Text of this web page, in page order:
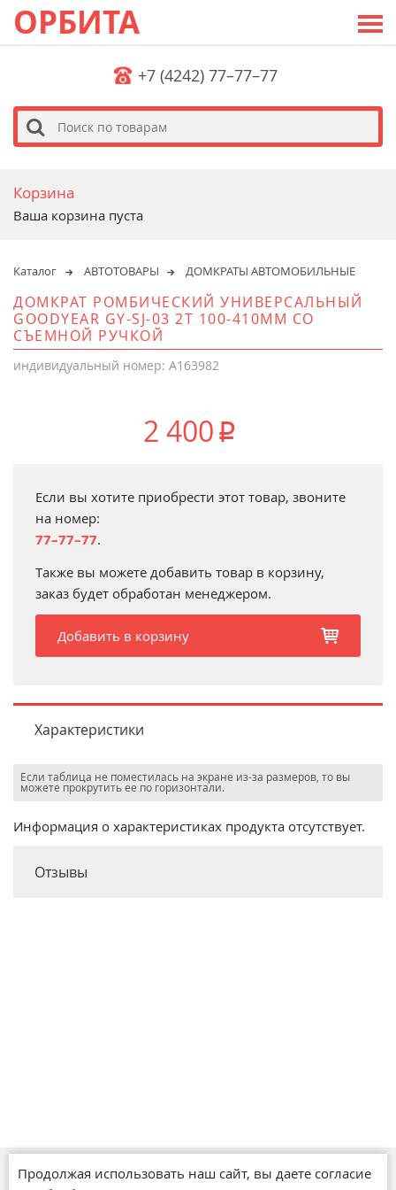
ОРБИТА
+7 (4242) 77–77–77
s
Корзина
Ваша корзина пуста
Каталог АВТОТОВАРЫ ДОМКРАТЫ АВТОМОБИЛЬНЫЕ
ДОМКРАТ РОМБИЧЕСКИЙ УНИВЕРСАЛЬНЫЙ
GOODYEAR GY-SJ-03 2Т 100-410ММ СО
СЪЕМНОЙ РУЧКОЙ
индивидуальный номер: A163982
2 400 p
Если вы хотите приобрести этот товар, звоните
на номер:
77–77–77.
Также вы можете добавить товар в корзину,
заказ будет обработан менеджером.
Добавить в корзину b
Характеристики
Если таблица не поместилась на экране из-за размеров, то вы
можете прокрутить ее по горизонтали.
Информация о характеристиках продукта отсутствует.
Отзывы
Магазины
Продолжая использовать наш сайт, вы даете согласие